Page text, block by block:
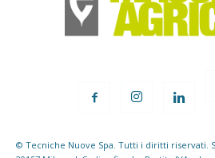
© Tecniche Nuove Spa. Tutti i diritti riservati.